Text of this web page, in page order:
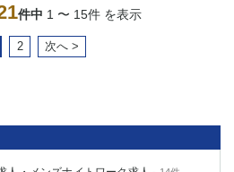
件中 1 〜 15件 を表示
2 次へ >